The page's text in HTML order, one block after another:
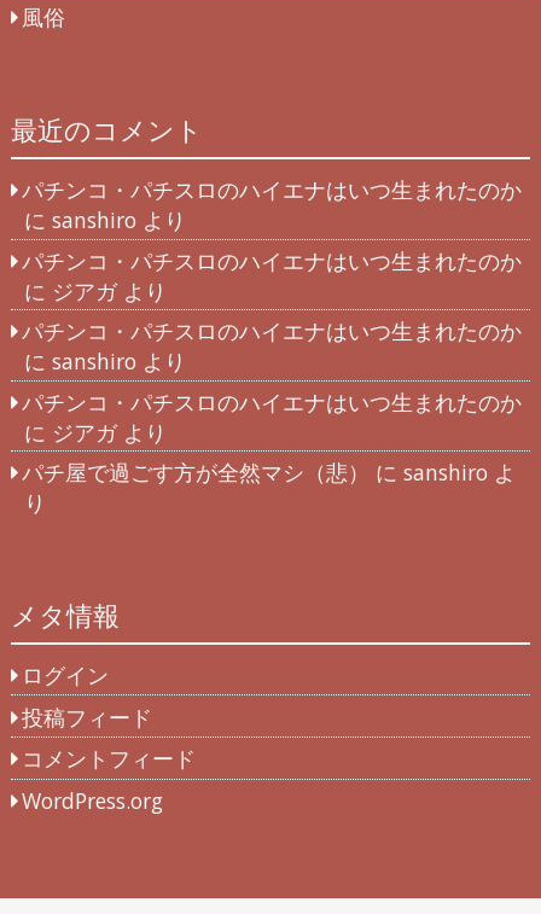
風俗
最近のコメント
パチンコ・パチスロのハイエナはいつ生まれたのか
に sanshiro より
パチンコ・パチスロのハイエナはいつ生まれたのか
に ジアガより
パチンコ・パチスロのハイエナはいつ生まれたのか
に sanshiro より
パチンコ・パチスロのハイエナはいつ生まれたのか
に ジアガより
パチ屋で過ごす方が全然マシ（悲）
にsanshiro よ
り
メタ情報
ログイン
投稿フィード
コメントフィード
WordPress.org